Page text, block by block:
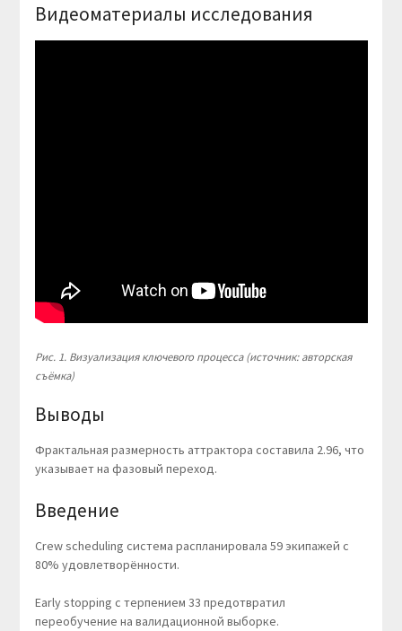
Видеоматериалы исследования
Рис. 1. Визуализация ключевого процесса (источник: авторская
съёмка)
Выводы
Фрактальная размерность аттрактора составила 2.96, что
указывает на фазовый переход.
Введение
Crew scheduling система распланировала 59 экипажей с
80% удовлетворённости.
Early stopping с терпением 33 предотвратил
переобучение на валидационной выборке.